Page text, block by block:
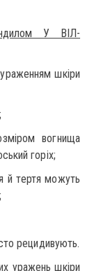
У ВІЛ-
шкіри
вогнища
горіх;
й тертя можуть
рецидивують.
уражень шкіри